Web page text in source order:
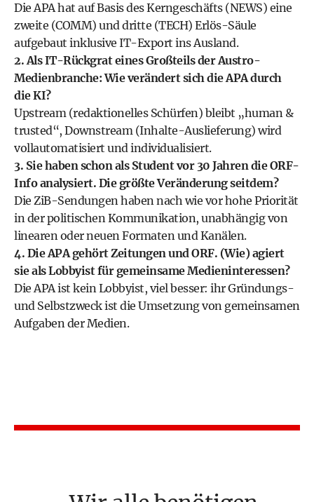
Die APA hat auf Basis des Kerngeschäfts (NEWS) eine
zweite (COMM) und dritte (TECH) Erlös-Säule
aufgebaut inklusive IT-Export ins Ausland.
2. Als IT-Rückgrat eines Großteils der Austro-
Medienbranche: Wie verändert sich die APA durch
die KI?
Upstream (redaktionelles Schürfen) bleibt „human &
trusted“, Downstream (Inhalte-Auslieferung) wird
vollautomatisiert und individualisiert.
3. Sie haben schon als Student vor 30 Jahren die ORF-
Info analysiert. Die größte Veränderung seitdem?
Die ZiB-Sendungen haben nach wie vor hohe Priorität
in der politischen Kommunikation, unabhängig von
linearen oder neuen Formaten und Kanälen.
4. Die APA gehört Zeitungen und ORF. (Wie) agiert
sie als Lobbyist für gemeinsame Medieninteressen?
Die APA ist kein Lobbyist, viel besser: ihr Gründungs-
und Selbstzweck ist die Umsetzung von gemeinsamen
Aufgaben der Medien.